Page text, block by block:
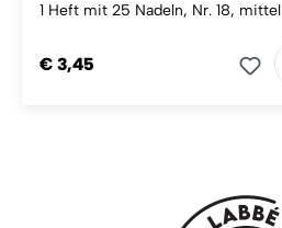
1 Heft mit 25 Nadeln, Nr. 18, mittel
€ 3,45